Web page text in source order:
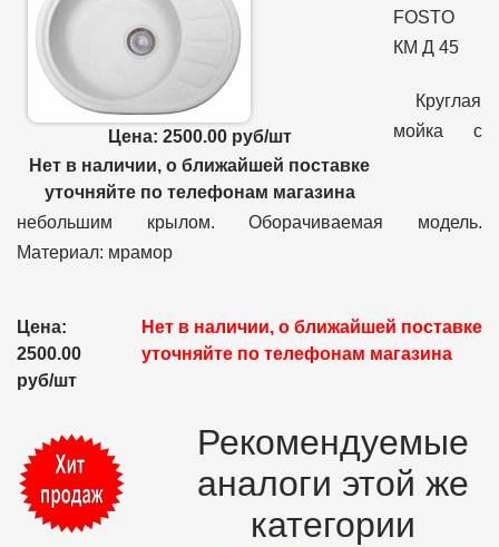
Цена: 2500.00 руб/шт
Нет в наличии, о ближайшей поставке
уточняйте по телефонам магазина
FOSTO
КМ Д 45
Круглая
мойка с
небольшим крылом. Оборачиваемая модель.
Материал: мрамор
Цена:
2500.00
руб/шт
Нет в наличии, о ближайшей поставке
уточняйте по телефонам магазина
Рекомендуемые
аналоги этой же
категории